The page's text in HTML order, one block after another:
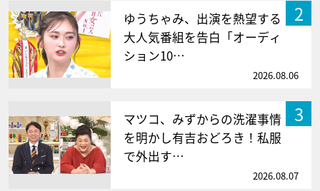
2
ゆうちゃみ、出演を熱望する
大人気番組を告白「オーディ
ション10…
2026.08.06
3
マツコ、みずからの洗濯事情
を明かし有吉おどろき！私服
で外出す…
2026.08.07